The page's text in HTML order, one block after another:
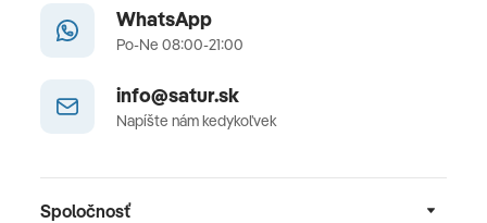
WhatsApp
Po-Ne 08:00-21:00
info@satur.sk
Napíšte nám kedykoľvek
Spoločnosť